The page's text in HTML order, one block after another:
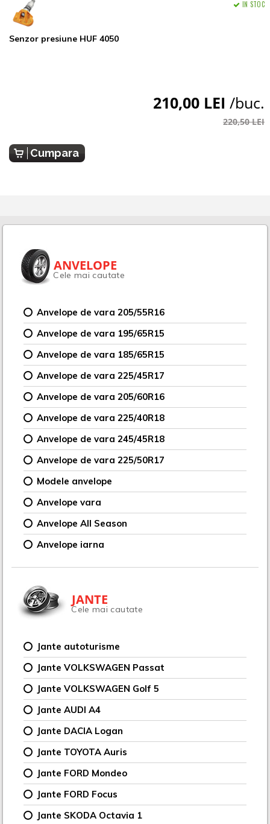
Senzor presiune HUF 4050
IN STOC
210,00 LEI /buc.
220,50 LEI
Cumpara
ANVELOPE
Cele mai cautate
Anvelope de vara 205/55R16
Anvelope de vara 195/65R15
Anvelope de vara 185/65R15
Anvelope de vara 225/45R17
Anvelope de vara 205/60R16
Anvelope de vara 225/40R18
Anvelope de vara 245/45R18
Anvelope de vara 225/50R17
Modele anvelope
Anvelope vara
Anvelope All Season
Anvelope iarna
JANTE
Cele mai cautate
Jante autoturisme
Jante VOLKSWAGEN Passat
Jante VOLKSWAGEN Golf 5
Jante AUDI A4
Jante DACIA Logan
Jante TOYOTA Auris
Jante FORD Mondeo
Jante FORD Focus
Jante SKODA Octavia 1